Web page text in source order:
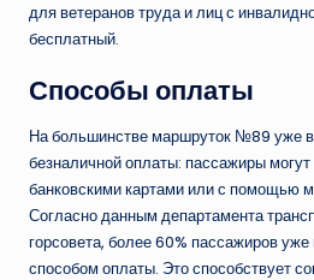
для ветеранов труда и лиц с
бесплатный.
Способы оплаты
На большинстве маршруток №89 уже
безналичной оплаты: пассажиры
банковскими картами или с помощью
Согласно данным департамента
горсовета, более 60% пассажиров
способом оплаты. Это способствует